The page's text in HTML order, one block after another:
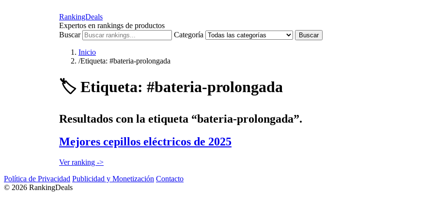
RankingDeals
Expertos en rankings de productos
Buscar
Categoría Buscar
Inicio
/Etiqueta: #bateria-prolongada
🏷️ Etiqueta: #bateria-prolongada
Resultados con la etiqueta “bateria-prolongada”.
Mejores cepillos eléctricos de 2025
Ver ranking ->
Política de Privacidad Publicidad y Monetización Contacto
© 2026 RankingDeals